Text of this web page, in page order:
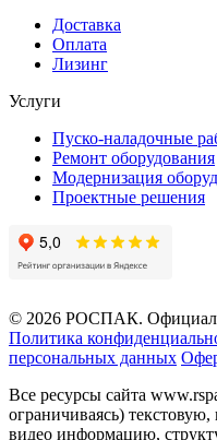
Доставка
Оплата
Лизинг
Услуги
Пуско-наладочные
Ремонт оборудования
Модернизация
Проектные решения
© 2026 РОСПАК.
Политика
персональных данных
Все ресурсы сайта
ограничиваясь)
видео информацию,